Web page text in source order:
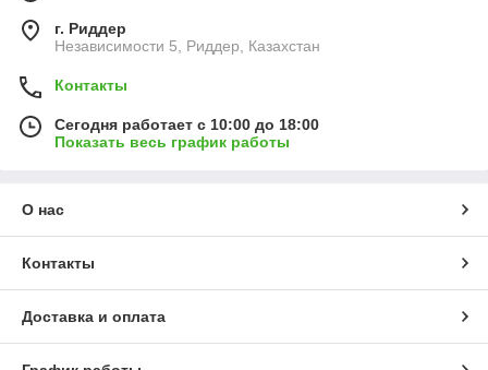
г. Риддер
Независимости 5, Риддер, Казахстан
Контакты
Сегодня работает с 10:00 до 18:00
Показать весь график работы
О нас
Контакты
Доставка и оплата